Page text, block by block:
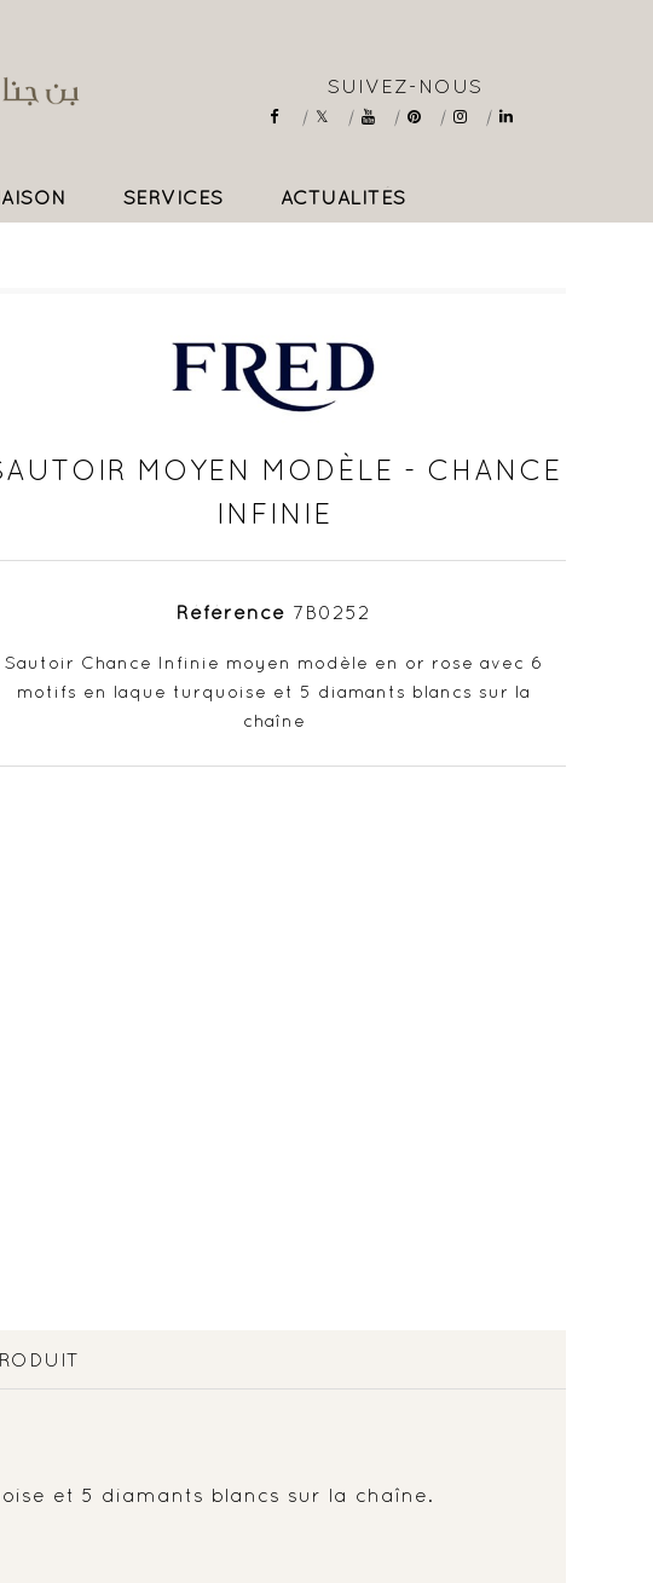
SUIVEZ-NOUS
SERVICES ACTUALITÉS
MOYEN MODÈLE - CHANCE
INFINIE
Référence 7B0252
Sautoir Chance Infinie moyen modèle en or rose avec 6
motifs en laque turquoise et 5 diamants blancs sur la
chaîne
et 5 diamants blancs sur la chaîne.